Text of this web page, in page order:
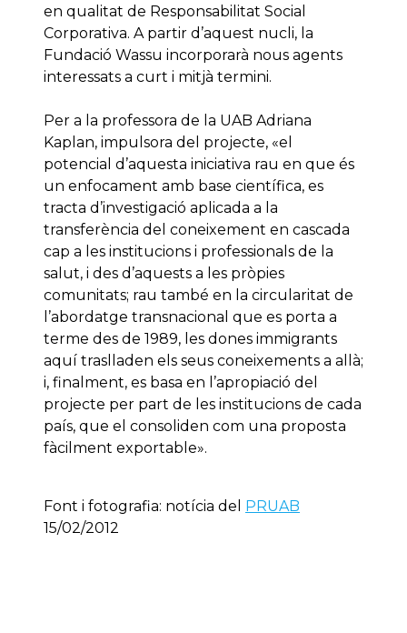
en qualitat de Responsabilitat Social
Corporativa. A partir d’aquest nucli, la
Fundació Wassu incorporarà nous agents
interessats a curt i mitjà termini.
Per a la professora de la UAB Adriana
Kaplan, impulsora del projecte, «el
potencial d’aquesta iniciativa rau en que és
un enfocament amb base científica, es
tracta d’investigació aplicada a la
transferència del coneixement en cascada
cap a les institucions i professionals de la
salut, i des d’aquests a les pròpies
comunitats; rau també en la circularitat de
l’abordatge transnacional que es porta a
terme des de 1989, les dones immigrants
aquí traslladen els seus coneixements a allà;
i, finalment, es basa en l’apropiació del
projecte per part de les institucions de cada
país, que el consoliden com una proposta
fàcilment exportable».
Font i fotografia: notícia del PRUAB
15/02/2012